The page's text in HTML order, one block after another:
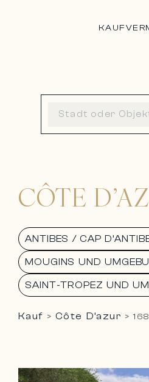
KAUF
CÔTE
ANTIBES / CAP
MOUGINS UND
SAINT-TROPEZ UND
Kauf >Côte D’azur >